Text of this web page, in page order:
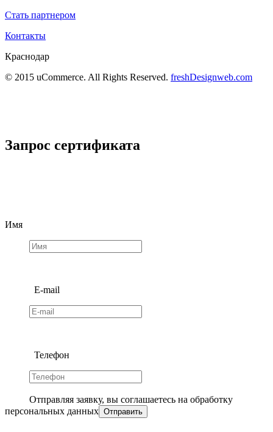
Стать партнером
Контакты
Краснодар
© 2015 uCommerce. All Rights Reserved. freshDesignweb.com
Запрос сертификата
Имя
E-mail
Телефон
Отправляя заявку, вы соглашаетесь на обработку
персональных данных Отправить